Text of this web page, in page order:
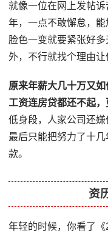
就像一位在网上发帖
年，一点不敢懈怠，
脸色一变就要紧张好
外，不行就找个理由让
原来年薪大几十万又
工资连房贷都还不起，
低身段，人家公司还嫌
最后只能把努力了十
款。
资
年轻的时候，你看了